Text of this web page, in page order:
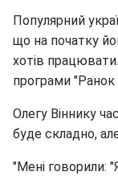
Популярний
що на початку
хотів
програми "Ранок
Олегу Віннику
буде складно,
"Мені говорили: